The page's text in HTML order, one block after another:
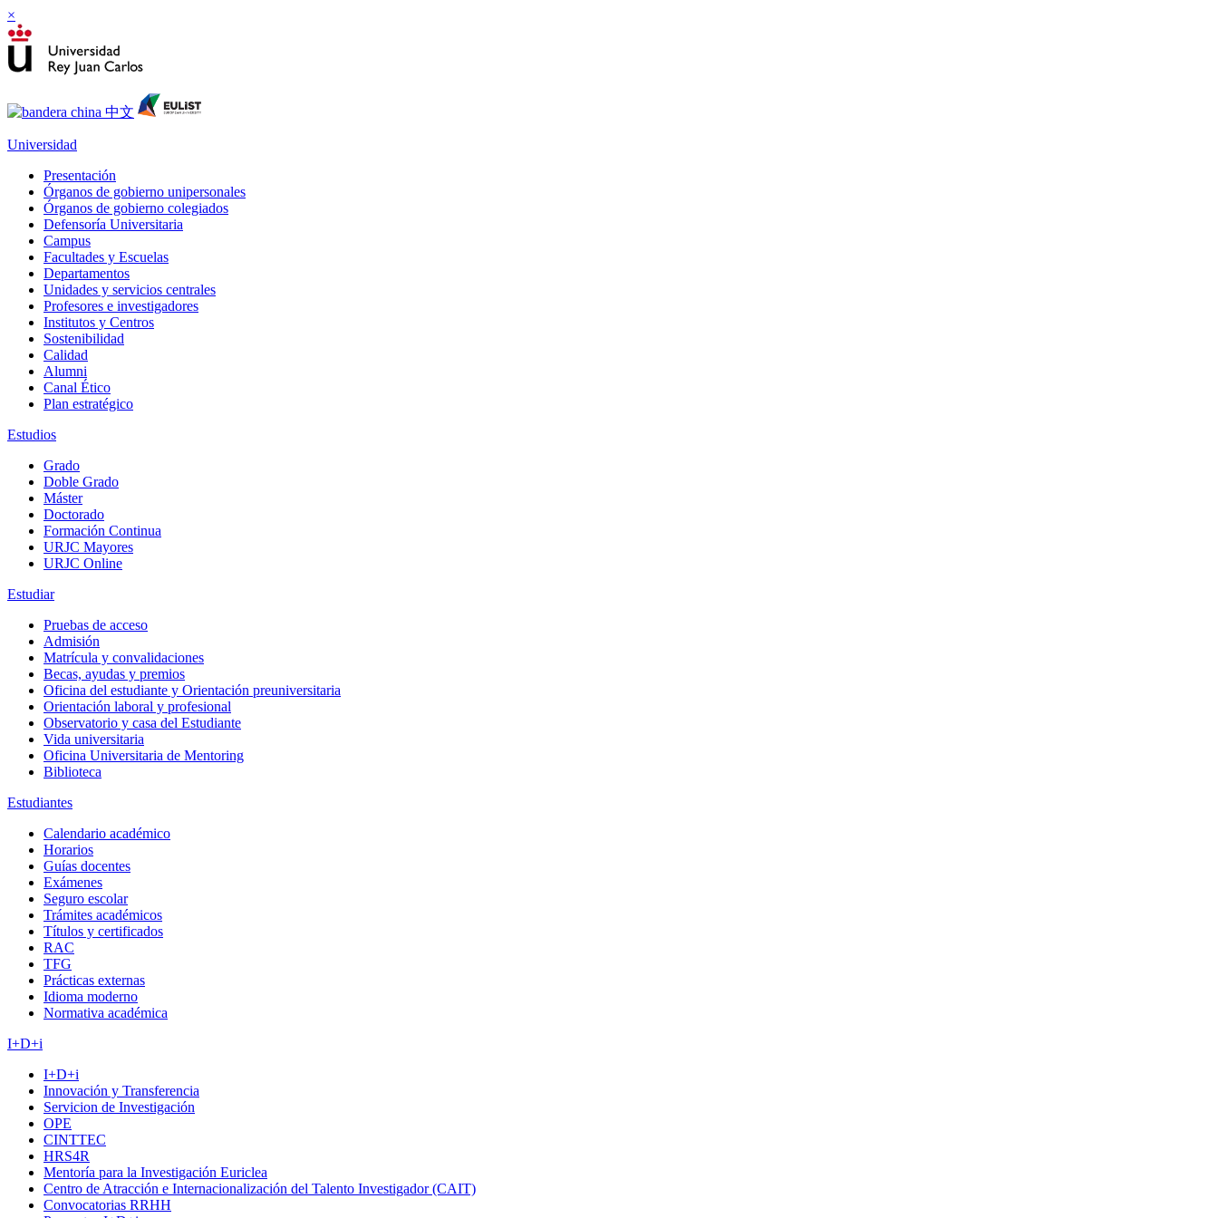
×
Universidad
Presentación
Órganos de gobierno unipersonales
Órganos de gobierno colegiados
Defensoría Universitaria
Campus
Facultades y Escuelas
Departamentos
Unidades y servicios centrales
Profesores e investigadores
Institutos y Centros
Sostenibilidad
Calidad
Alumni
Canal Ético
Plan estratégico
Estudios
Grado
Doble Grado
Máster
Doctorado
Formación Continua
URJC Mayores
URJC Online
Estudiar
Pruebas de acceso
Admisión
Matrícula y convalidaciones
Becas, ayudas y premios
Oficina del estudiante y Orientación preuniversitaria
Orientación laboral y profesional
Observatorio y casa del Estudiante
Vida universitaria
Oficina Universitaria de Mentoring
Biblioteca
Estudiantes
Calendario académico
Horarios
Guías docentes
Exámenes
Seguro escolar
Trámites académicos
Títulos y certificados
RAC
TFG
Prácticas externas
Idioma moderno
Normativa académica
I+D+i
I+D+i
Innovación y Transferencia
Servicion de Investigación
OPE
CINTTEC
HRS4R
Mentoría para la Investigación Euriclea
Centro de Atracción e Internacionalización del Talento Investigador (CAIT)
Convocatorias RRHH